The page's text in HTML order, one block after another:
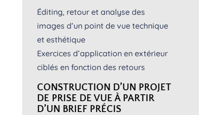
Éditing, retour et analyse des
images d’un point de vue technique
et esthétique
Exercices d’application en extérieur
ciblés en fonction des retours
CONSTRUCTION D’UN PROJET
DE PRISE DE VUE À PARTIR
D’UN BRIEF PRÉCIS